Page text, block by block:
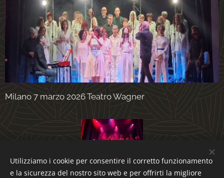
Milano 7 marzo 2026 Teatro Wagner
Utilizziamo i cookie per consentire il corretto funzionamento
e la sicurezza del nostro sito web e per offrirti la migliore